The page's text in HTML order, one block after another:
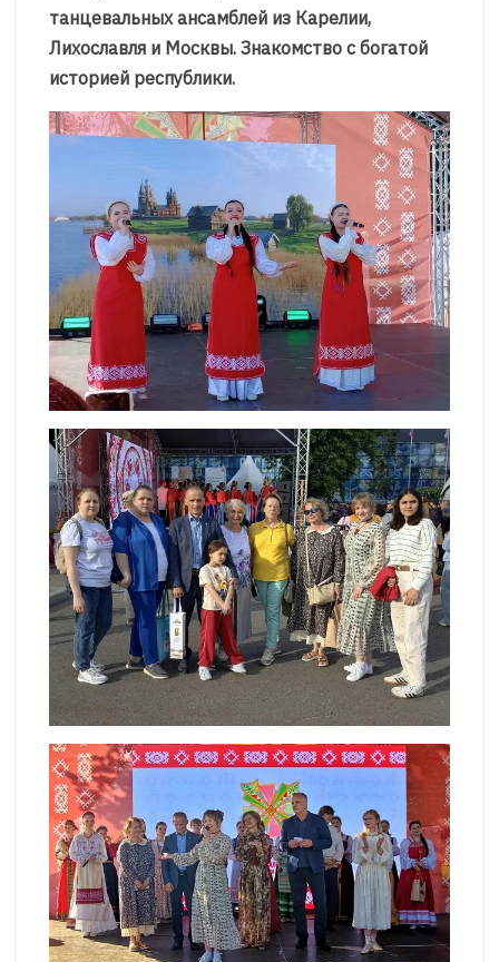
танцевальных ансамблей из Карелии,
Лихославля и Москвы. Знакомство с богатой
историей республики.